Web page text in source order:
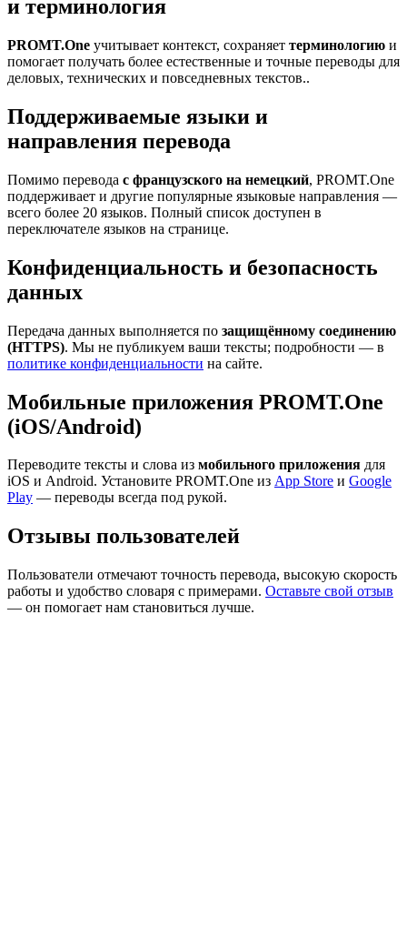
и терминология
PROMT.One учитывает контекст, сохраняет терминологию и
помогает получать более естественные и точные переводы для
деловых, технических и повседневных текстов..
Поддерживаемые языки и
направления перевода
Помимо перевода с французского на немецкий, PROMT.One
поддерживает и другие популярные языковые направления —
всего более 20 языков. Полный список доступен в
переключателе языков на странице.
Конфиденциальность и безопасность
данных
Передача данных выполняется по защищённому соединению
(HTTPS). Мы не публикуем ваши тексты; подробности — в
политике конфиденциальности на сайте.
Мобильные приложения PROMT.One
(iOS/Android)
Переводите тексты и слова из мобильного приложения для
iOS и Android. Установите PROMT.One из App Store и Google
Play — переводы всегда под рукой.
Отзывы пользователей
Пользователи отмечают точность перевода, высокую скорость
работы и удобство словаря с примерами. Оставьте свой отзыв
— он помогает нам становиться лучше.